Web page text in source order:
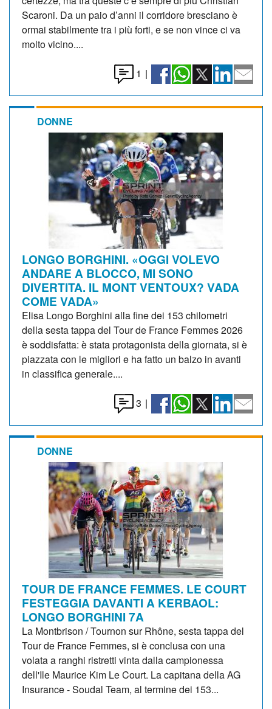
Scaroni. Da un paio d’anni il corridore bresciano è
ormai stabilmente tra i più forti, e se non vince ci va
molto vicino....
1 |
DONNE
LONGO BORGHINI. «OGGI VOLEVO
ANDARE A BLOCCO, MI SONO
DIVERTITA. IL MONT VENTOUX? VADA
COME VADA»
Elisa Longo Borghini alla fine dei 153 chilometri
della sesta tappa del Tour de France Femmes 2026
è soddisfatta: è stata protagonista della giornata, si è
piazzata con le migliori e ha fatto un balzo in avanti
in classifica generale....
3 |
DONNE
TOUR DE FRANCE FEMMES. LE COURT
FESTEGGIA DAVANTI A KERBAOL:
LONGO BORGHINI 7A
La Montbrison / Tournon sur Rhône, sesta tappa del
Tour de France Femmes, si è conclusa con una
volata a ranghi ristretti vinta dalla campionessa
dell'Ile Maurice Kim Le Court. La capitana della AG
Insurance - Soudal Team, al termine dei 153...